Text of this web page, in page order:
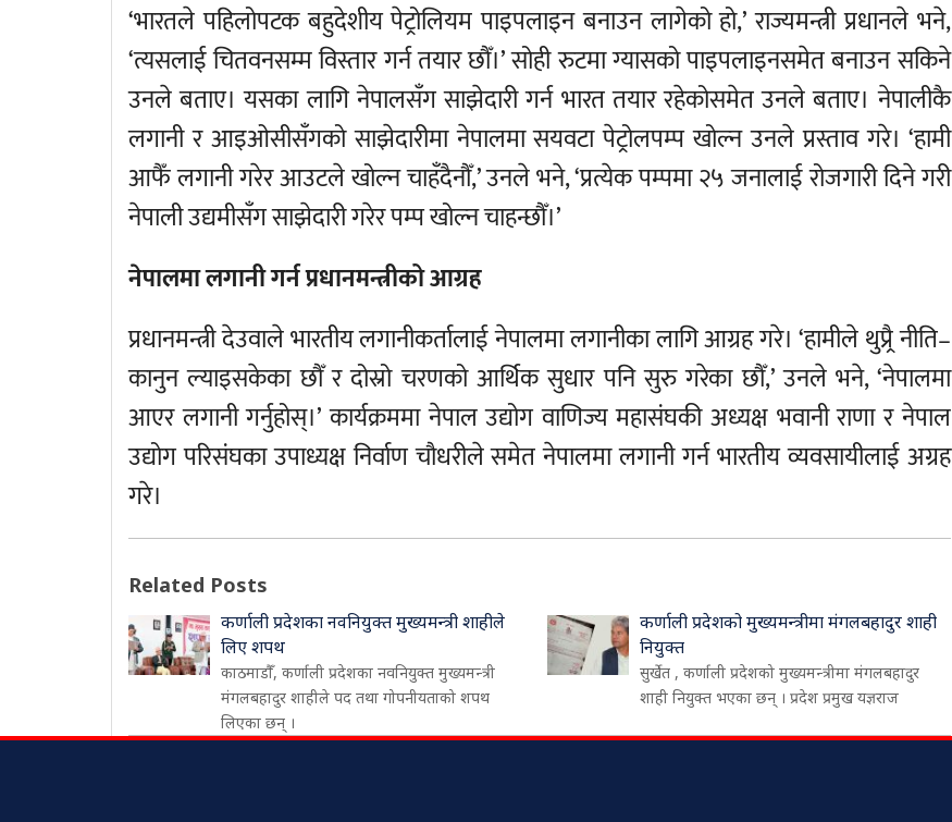
‘भारतले पहिलोपटक बहुदेशीय पेट्रोलियम पाइपलाइन बनाउन लागेको हो,’ राज्यमन्त्री प्रधानले भने,
‘त्यसलाई चितवनसम्म विस्तार गर्न तयार छौँ।’ सोही रुटमा ग्यासको पाइपलाइनसमेत बनाउन सकिने
उनले बताए। यसका लागि नेपालसँग साझेदारी गर्न भारत तयार रहेकोसमेत उनले बताए। नेपालीकै
लगानी र आइओसीसँगको साझेदारीमा नेपालमा सयवटा पेट्रोलपम्प खोल्न उनले प्रस्ताव गरे। ‘हामी
आफैँ लगानी गरेर आउटले खोल्न चाहँदैनौँ,’ उनले भने, ‘प्रत्येक पम्पमा २५ जनालाई रोजगारी दिने गरी
नेपाली उद्यमीसँग साझेदारी गरेर पम्प खोल्न चाहन्छौँ।’
नेपालमा लगानी गर्न प्रधानमन्त्रीको आग्रह
प्रधानमन्त्री देउवाले भारतीय लगानीकर्तालाई नेपालमा लगानीका लागि आग्रह गरे। ‘हामीले थुप्र्रै नीति–
कानुन ल्याइसकेका छौँ र दोस्रो चरणको आर्थिक सुधार पनि सुरु गरेका छौँ,’ उनले भने, ‘नेपालमा
आएर लगानी गर्नुहोस्।’ कार्यक्रममा नेपाल उद्योग वाणिज्य महासंघकी अध्यक्ष भवानी राणा र नेपाल
उद्योग परिसंघका उपाध्यक्ष निर्वाण चौधरीले समेत नेपालमा लगानी गर्न भारतीय व्यवसायीलाई अग्रह
गरे।
Related Posts
कर्णाली प्रदेशका नवनियुक्त मुख्यमन्त्री शाहीले
लिए शपथ
काठमाडौँ, कर्णाली प्रदेशका नवनियुक्त मुख्यमन्त्री
मंगलबहादुर शाहीले पद तथा गोपनीयताको शपथ
लिएका छन् ।
कर्णाली प्रदेशको मुख्यमन्त्रीमा मंगलबहादुर शाही
नियुक्त
सुर्खेत , कर्णाली प्रदेशको मुख्यमन्त्रीमा मंगलबहादुर
शाही नियुक्त भएका छन् । प्रदेश प्रमुख यज्ञराज